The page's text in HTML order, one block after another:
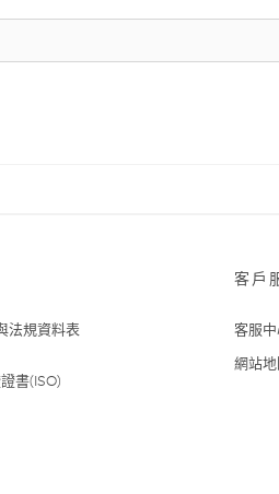
法規資料表
書(ISO)
客戶
客服中
網站地